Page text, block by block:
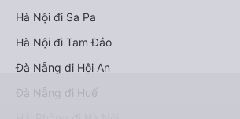
Hà Nội đi Sa Pa
Hà Nội đi Tam Đảo
Đà Nẵng đi Hội An
Đà Nẵng đi Huế